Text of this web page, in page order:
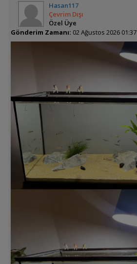
Hasan117
Çevrim Dışı
Özel Üye
Gönderim Zamanı: 02 Ağustos 2026 01:37